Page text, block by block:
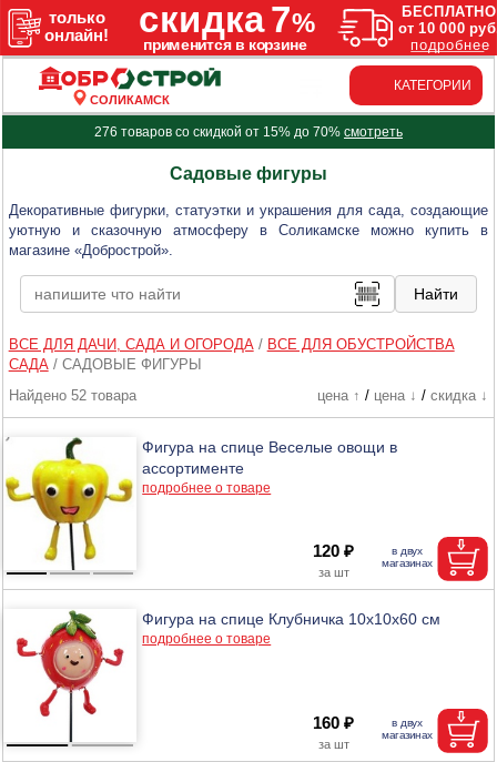
СОЛИКАМСК
КАТЕГОРИИ
276 товаров со скидкой от 15% до 70% смотреть
Садовые фигуры
Декоративные фигурки, статуэтки и украшения для сада, создающие
уютную и сказочную атмосферу в Соликамске можно купить в
магазине «Добрострой».
ВСЕ ДЛЯ ДАЧИ, САДА И ОГОРОДА/ ВСЕ ДЛЯ ОБУСТРОЙСТВА
САДА/ САДОВЫЕ ФИГУРЫ
Найдено 52 товара
цена ↑ / цена ↓ / скидка ↓
Фигура на спице Веселые овощи в
ассортименте
подробнее о товаре
120 ₽
Фигура на спице Клубничка 10х10х60 см
подробнее о товаре
160 ₽